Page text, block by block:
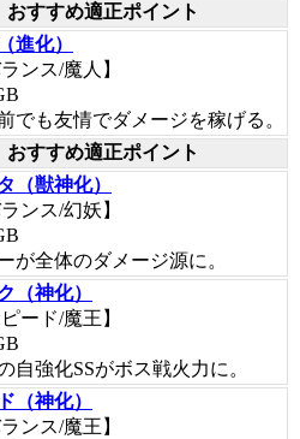
おすすめ適正ポイント
進化）
ンス/魔人】
でも友情でダメージを稼げる。
おすすめ適正ポイント
（獣神化）
ンス/幻妖】
が全体のダメージ源に。
（神化）
ード/魔王】
自強化SSがボス戦火力に。
（神化）
ンス/魔王】